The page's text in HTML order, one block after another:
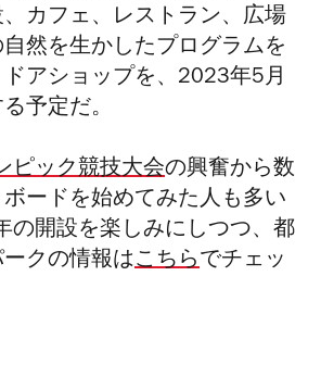
カフェ、レストラン、広場
然を生かしたプログラムを
アショップを、2023年5月
予定だ。
ピック競技大会の興奮から数
ードを始めてみた人も多い
の開設を楽しみにしつつ、都
クの情報はこちら でチェッ